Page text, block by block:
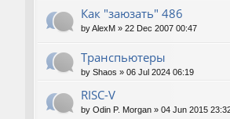
Как "заюзать" 486
byAlexM » 22 Dec 2007 00:47
Транспьютеры
by Shaos » 06 Jul 2024 06:19
RISC-V
by Odin P. Morgan » 04 Jun 2015